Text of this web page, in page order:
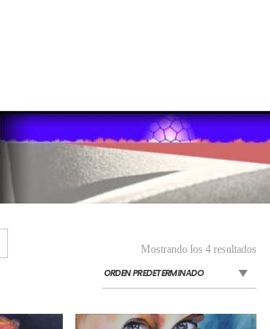
Mostrando los 4 resultados